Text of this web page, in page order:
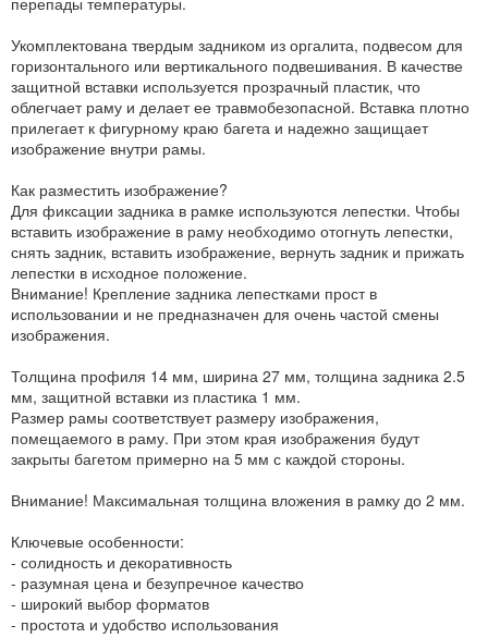
Укомплектована твердым задником из оргалита, подвесом для
горизонтального или вертикального подвешивания. В качестве
защитной вставки используется прозрачный пластик, что
облегчает раму и делает ее травмобезопасной. Вставка плотно
прилегает к фигурному краю багета и надежно защищает
изображение внутри рамы.
Как разместить изображение?
Для фиксации задника в рамке используются лепестки. Чтобы
вставить изображение в раму необходимо отогнуть лепестки,
снять задник, вставить изображение, вернуть задник и прижать
лепестки в исходное положение.
Внимание! Крепление задника лепестками прост в
использовании и не предназначен для очень частой смены
изображения.
Толщина профиля 14 мм, ширина 27 мм, толщина задника 2.5
мм, защитной вставки из пластика 1 мм.
Размер рамы соответствует размеру изображения,
помещаемого в раму. При этом края изображения будут
закрыты багетом примерно на 5 мм с каждой стороны.
Внимание! Максимальная толщина вложения в рамку до 2 мм.
Ключевые особенности:
- солидность и декоративность
- разумная цена и безупречное качество
- широкий выбор форматов
- простота и удобство использования